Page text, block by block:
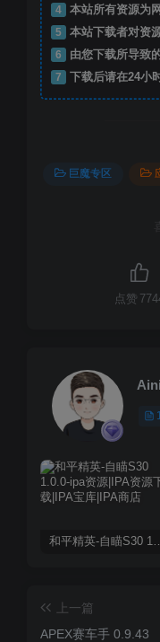
4
本站所有资源为
5
本站下载者对资
6
由您下载所导致
7
下载后请在24小
巨魔专区
点赞
Aini
和平精英-
上一篇
APEX赛车手 0.9.43